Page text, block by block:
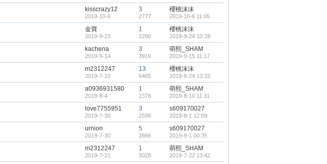
kisscrazy12
2019-10-6
3
2777
櫻桃沫沫
2019-10-6 11:05
金寶
2019-9-23
1
2290
櫻桃沫沫
2019-9-24 10:39
kachena
2019-9-14
3
3919
萌熙_SHAM
2019-9-15 11:17
m2312247
2019-7-22
13
6465
櫻桃沫沫
2019-8-24 13:32
a0936931580
2019-8-4
1
2378
萌熙_SHAM
2019-8-10 11:31
love7755951
2019-7-30
3
2598
s609170027
2019-8-1 12:09
urnion
2019-7-30
5
2866
s609170027
2019-8-1 00:35
m2312247
2019-7-21
1
3028
萌熙_SHAM
2019-7-22 13:42